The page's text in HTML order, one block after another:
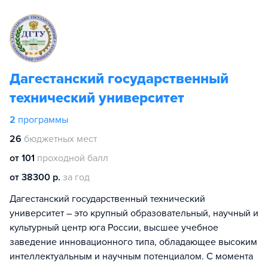
Дагестанский государственный
технический университет
2 программы
26 бюджетных мест
от 101 проходной балл
от 38300 р. за год
Дагестанский государственный технический
университет – это крупный образовательный, научный и
культурный центр юга России, высшее учебное
заведение инновационного типа, обладающее высоким
интеллектуальным и научным потенциалом. С момента